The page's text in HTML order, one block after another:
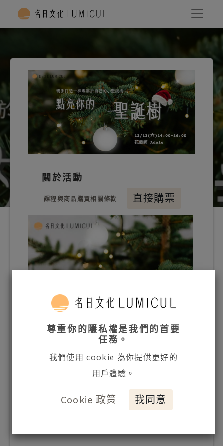
關於活動
課程與商品購買相關條款 直接購票
尊重你的隱私權是我們的首要
任務。
我們使用 cookie 為你提供更好的
用戶體驗。
Cookie 政策 我同意